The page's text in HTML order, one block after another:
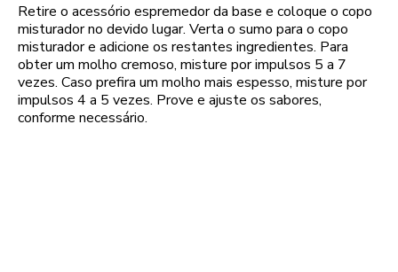
Retire o acessório espremedor da base e coloque o copo
misturador no devido lugar. Verta o sumo para o copo
misturador e adicione os restantes ingredientes. Para
obter um molho cremoso, misture por impulsos 5 a 7
vezes. Caso prefira um molho mais espesso, misture por
impulsos 4 a 5 vezes. Prove e ajuste os sabores,
conforme necessário.